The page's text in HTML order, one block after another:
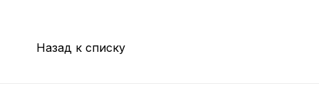
Назад к списку